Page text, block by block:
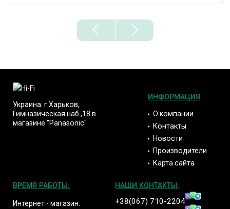
Украина. г.Харьков,
Гимназическая наб.,18 в
магазине "Panasonic"
ИНФОРМАЦИЯ
О компании
Контакты
Новости
Производители
Карта сайта
ВРЕМЯ РАБОТЫ:
Интернет - магазин:
НАШИ КОНТАКТЫ:
+38(067) 710-2204